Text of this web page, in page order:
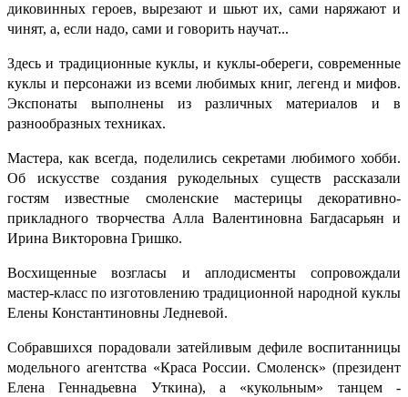
диковинных героев, вырезают и шьют их, сами наряжают и
чинят, а, если надо, сами и говорить научат...
Здесь и традиционные куклы, и куклы-обереги, современные
куклы и персонажи из всеми любимых книг, легенд и мифов.
Экспонаты выполнены из различных материалов и в
разнообразных техниках.
Мастера, как всегда, поделились секретами любимого хобби.
Об искусстве создания рукодельных существ рассказали
гостям известные смоленские мастерицы декоративно-
прикладного творчества Алла Валентиновна Багдасарьян и
Ирина Викторовна Гришко.
Восхищенные возгласы и аплодисменты сопровождали
мастер-класс по изготовлению традиционной народной куклы
Елены Константиновны Ледневой.
Собравшихся порадовали затейливым дефиле воспитанницы
модельного агентства «Краса России. Смоленск» (президент
Елена Геннадьевна Уткина), а «кукольным» танцем -